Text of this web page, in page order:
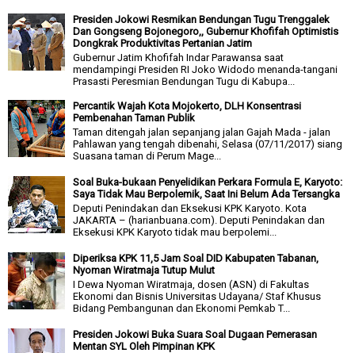
Presiden Jokowi Resmikan Bendungan Tugu Trenggalek
Dan Gongseng Bojonegoro,, Gubernur Khofifah Optimistis
Dongkrak Produktivitas Pertanian Jatim
Gubernur Jatim Khofifah Indar Parawansa saat
mendampingi Presiden RI Joko Widodo menanda-tangani
Prasasti Peresmian Bendungan Tugu di Kabupa...
Percantik Wajah Kota Mojokerto, DLH Konsentrasi
Pembenahan Taman Publik
Taman ditengah jalan sepanjang jalan Gajah Mada - jalan
Pahlawan yang tengah dibenahi, Selasa (07/11/2017) siang
Suasana taman di Perum Mage...
Soal Buka-bukaan Penyelidikan Perkara Formula E, Karyoto:
Saya Tidak Mau Berpolemik, Saat Ini Belum Ada Tersangka
Deputi Penindakan dan Eksekusi KPK Karyoto. Kota
JAKARTA – (harianbuana.com). Deputi Penindakan dan
Eksekusi KPK Karyoto tidak mau berpolemi...
Diperiksa KPK 11,5 Jam Soal DID Kabupaten Tabanan,
Nyoman Wiratmaja Tutup Mulut
I Dewa Nyoman Wiratmaja, dosen (ASN) di Fakultas
Ekonomi dan Bisnis Universitas Udayana/ Staf Khusus
Bidang Pembangunan dan Ekonomi Pemkab T...
Presiden Jokowi Buka Suara Soal Dugaan Pemerasan
Mentan SYL Oleh Pimpinan KPK